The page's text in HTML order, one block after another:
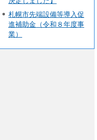
札幌市先端設備等導入促
進補助金（令和８年度事
業）